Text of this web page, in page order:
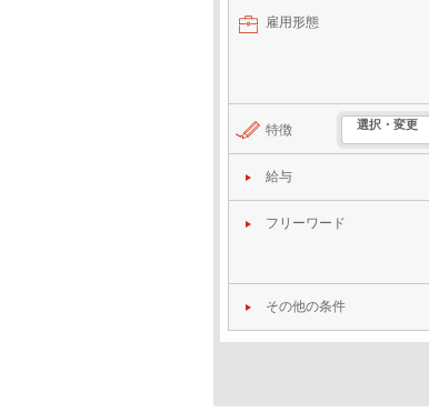
雇用形態
特徴 選択・変更
給与
フリーワード
その他の条件